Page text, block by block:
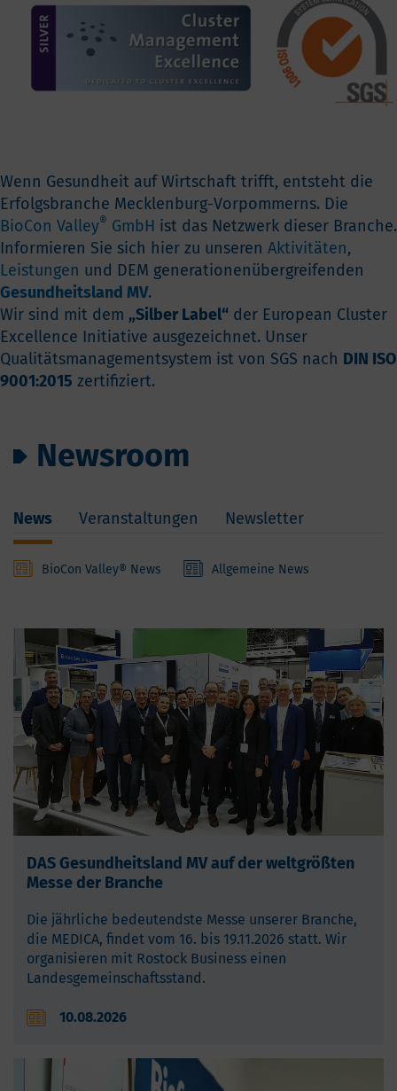
Wenn Gesundheit auf Wirtschaft trifft, entsteht die
Erfolgsbranche Mecklenburg-Vorpommerns. Die
BioCon Valley® GmbH ist das Netzwerk dieser Branche.
Informieren Sie sich hier zu unseren Aktivitäten,
Leistungen und DEM generationenübergreifenden
Gesundheitsland MV.
Wir sind mit dem „Silber Label“ der European Cluster
Excellence Initiative ausgezeichnet. Unser
Qualitätsmanagementsystem ist von SGS nach DIN ISO
9001:2015 zertifiziert.
Newsroom
News Veranstaltungen Newsletter
BioCon Valley® News Allgemeine News
DAS Gesundheitsland MV auf der weltgrößten
Messe der Branche
Die jährliche bedeutendste Messe unserer Branche,
die MEDICA, findet vom 16. bis 19.11.2026 statt. Wir
organisieren mit Rostock Business einen
Landesgemeinschaftsstand.
10.08.2026